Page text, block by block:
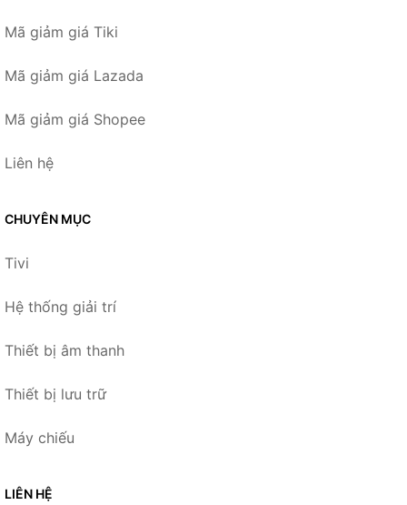
Mã giảm giá Tiki
Mã giảm giá Lazada
Mã giảm giá Shopee
Liên hệ
CHUYÊN MỤC
Tivi
Hệ thống giải trí
Thiết bị âm thanh
Thiết bị lưu trữ
Máy chiếu
LIÊN HỆ